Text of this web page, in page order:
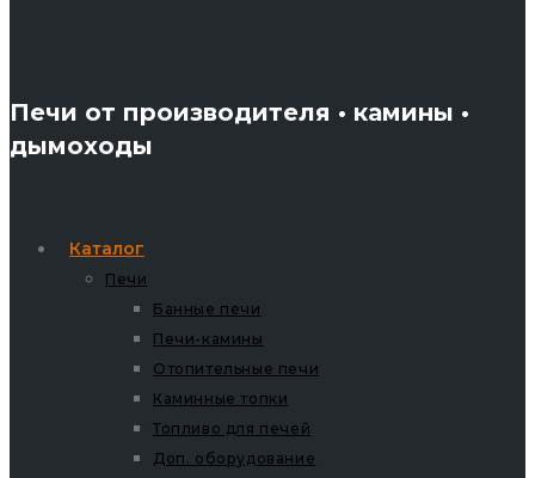
Печи от производителя • камины •
дымоходы
Каталог
Печи
Банные печи
Печи-камины
Отопительные печи
Каминные топки
Топливо для печей
Доп. оборудование